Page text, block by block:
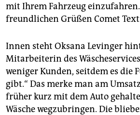
mit Ihrem Fahrzeug
freundlichen Grüßen Comet
Innen steht Oksana Levinger
Mitarbeiterin des
weniger Kunden, seitdem es die
gibt.“ Das merke man am
früher kurz mit dem Auto
Wäsche wegzubringen. Die